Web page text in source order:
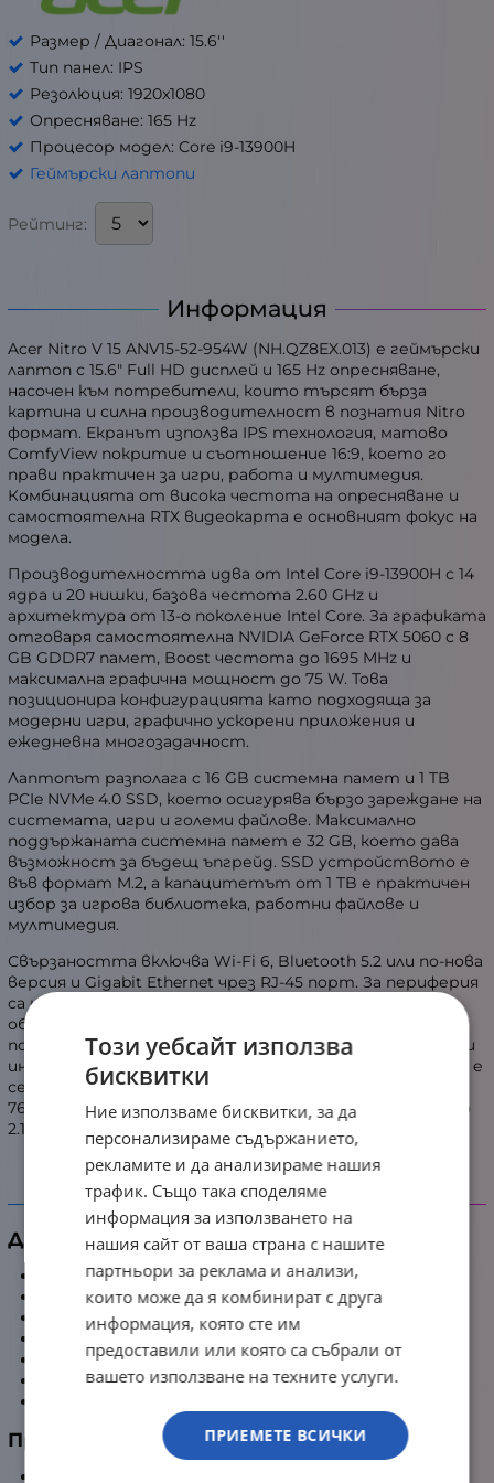
Размер / Диагонал: 15.6''
Тип панел: IPS
Резолюция: 1920x1080
Опресняване: 165 Hz
Процесор модел: Core i9-13900H
Геймърски лаптопи
Рейтинг:
Информация
Acer Nitro V 15 ANV15-52-954W (NH.QZ8EX.013) е геймърски
лаптоп с 15.6" Full HD дисплей и 165 Hz опресняване,
насочен към потребители, които търсят бърза
картина и силна производителност в познатия Nitro
формат. Екранът използва IPS технология, матово
ComfyView покритие и съотношение 16:9, което го
прави практичен за игри, работа и мултимедия.
Комбинацията от висока честота на опресняване и
самостоятелна RTX видеокарта е основният фокус на
модела.
Производителността идва от Intel Core i9-13900H с 14
ядра и 20 нишки, базова честота 2.60 GHz и
архитектура от 13-о поколение Intel Core. За графиката
отговаря самостоятелна NVIDIA GeForce RTX 5060 с 8
GB GDDR7 памет, Boost честота до 1695 MHz и
максимална графична мощност до 75 W. Това
позиционира конфигурацията като подходяща за
модерни игри, графично ускорени приложения и
ежедневна многозадачност.
Лаптопът разполага с 16 GB системна памет и 1 TB
PCIe NVMe 4.0 SSD, което осигурява бързо зареждане на
системата, игри и големи файлове. Максимално
поддържаната системна памет е 32 GB, което дава
възможност за бъдещ ъпгрейд. SSD устройството е
във формат M.2, а капацитетът от 1 TB е практичен
избор за игрова библиотека, работни файлове и
мултимедия.
Свързаността включва Wi-Fi 6, Bluetooth 5.2 или по-нова
версия и Gigabit Ethernet чрез RJ-45 порт. За периферия
са налични 3x USB-A, 1x USB-C, HDMI, 3.5 мм аудио жак и
общо 4 USB порта. Клавиатурата е с кехлибарена
подсветка, NitroSense бутон, индикатор за Caps Lock и
индикатор за заглушаване на микрофона, а тъчпадът е
сертифициран като Precision Touchpad. Батерията е
76 Wh, адаптерът е 135 W, теглото е приблизително
2.11 кг, а корпусът е в черен цвят.
Детайлни характеристики
Дисплей
Диагонал:15.6"
Резолюция: 1920x1080 (FHD)
Опресняване (Hz): 165 Hz
Тип панел: IPS
Съотношение:16:9
Покритие:Матов (ComfyView)
Процесор
Този уебсайт използва
бисквитки
Ние използваме бисквитки, за да
персонализираме съдържанието,
рекламите и да анализираме нашия
трафик. Също така споделяме
информация за използването на
нашия сайт от ваша страна с нашите
партньори за реклама и анализи,
които може да я комбинират с друга
информация, която сте им
предоставили или която са събрали от
вашето използване на техните услуги.
ПРИЕМЕТЕ ВСИЧКИ